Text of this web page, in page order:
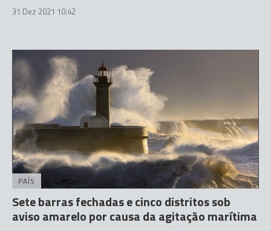
31 Dez 2021 10:42
PAÍS
Sete barras fechadas e cinco distritos sob
aviso amarelo por causa da agitação marítima